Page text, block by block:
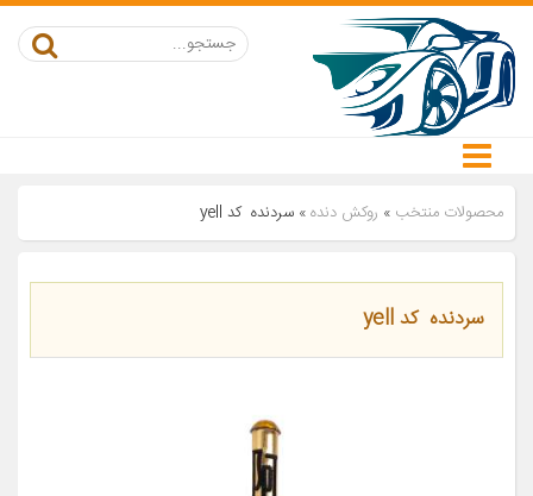
محصولات منتخب » روکش دنده» سردنده کد yell
سردنده کد yell